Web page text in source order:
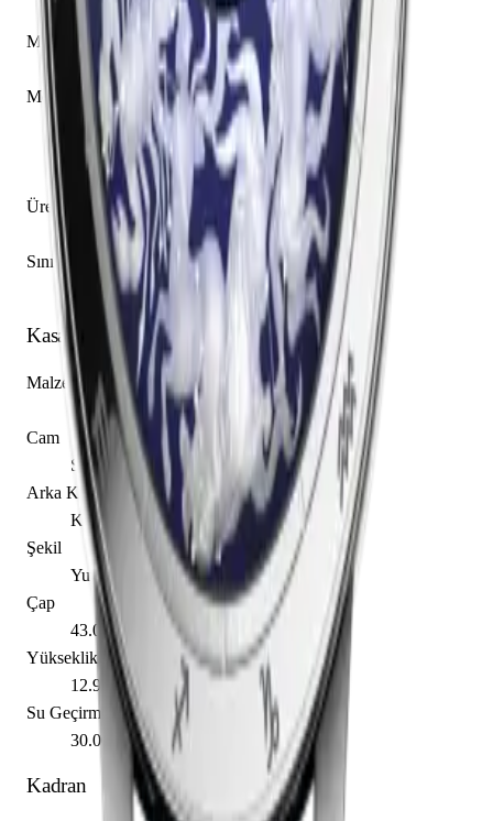
7600U/000G-B226
Mekanizma Adı
Vacheron Constantin caliber 2460 RT
Mekanizma Açıklaması
Dakika
Saat
Planetarium
Üretim Yılı
2017
Sınırlı Üretim
Hayır
Kasa
Malzeme
Beyaz Altın
Cam
Safir
Arka Kapak
Kapalı
Şekil
Yuvarlak
Çap
43.00 mm
Yükseklik
12.90 mm
Su Geçirmezlik
30.00 m
Kadran